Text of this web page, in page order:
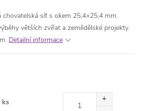
chovatelská síť s okem 25,4×25,4 mm.
větších zvířat a zemědělské projekty.
Detailní informace
ks